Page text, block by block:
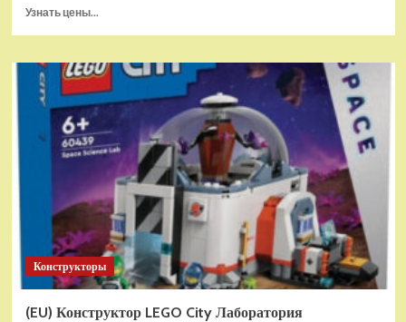
Узнать цены...
(EU)
Конструктор
LEGO
Technic
Экскаватор-
погрузчик
(42197)
Конструкторы
(EU) Конструктор LEGO City Лаборатория